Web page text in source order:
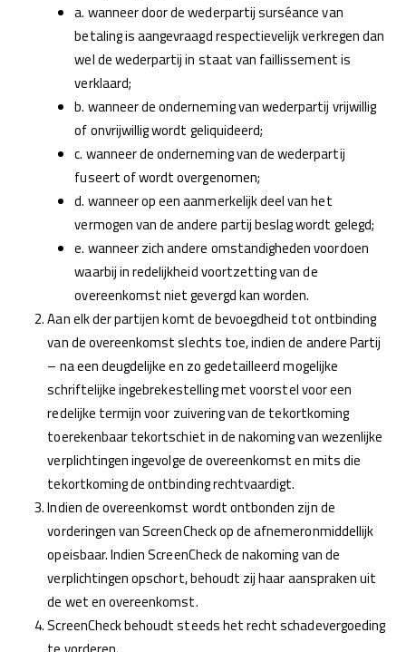
a. wanneer door de wederpartij surséance van
betaling is aangevraagd respectievelijk verkregen dan
wel de wederpartij in staat van faillissement is
verklaard;
b. wanneer de onderneming van wederpartij vrijwillig
of onvrijwillig wordt geliquideerd;
c. wanneer de onderneming van de wederpartij
fuseert of wordt overgenomen;
d. wanneer op een aanmerkelijk deel van het
vermogen van de andere partij beslag wordt gelegd;
e. wanneer zich andere omstandigheden voordoen
waarbij in redelijkheid voortzetting van de
overeenkomst niet gevergd kan worden.
Aan elk der partijen komt de bevoegdheid tot ontbinding
van de overeenkomst slechts toe, indien de andere Partij
– na een deugdelijke en zo gedetailleerd mogelijke
schriftelijke ingebrekestelling met voorstel voor een
redelijke termijn voor zuivering van de tekortkoming
toerekenbaar tekortschiet in de nakoming van wezenlijke
verplichtingen ingevolge de overeenkomst en mits die
tekortkoming de ontbinding rechtvaardigt.
Indien de overeenkomst wordt ontbonden zijn de
vorderingen van ScreenCheck op de afnemeronmiddellijk
opeisbaar. Indien ScreenCheck de nakoming van de
verplichtingen opschort, behoudt zij haar aanspraken uit
de wet en overeenkomst.
ScreenCheck behoudt steeds het recht schadevergoeding